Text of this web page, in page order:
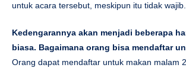
untuk acara tersebut, meskipun itu tidak wajib.
Kedengarannya akan menjadi beberapa
biasa. Bagaimana orang bisa mendaftar
Orang dapat mendaftar untuk makan malam